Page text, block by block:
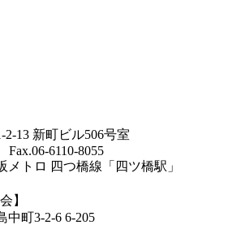
13 新町ビル506号室
6110-8055
トロ 四つ橋線「四ツ橋駅」
】
中町3-2-6 6-205